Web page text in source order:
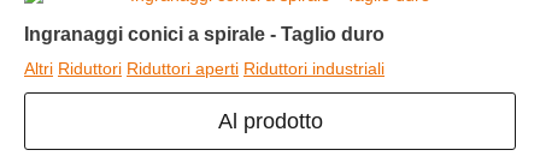
Ingranaggi conici a spirale - Taglio duro
Altri Riduttori Riduttori aperti Riduttori industriali
Al prodotto